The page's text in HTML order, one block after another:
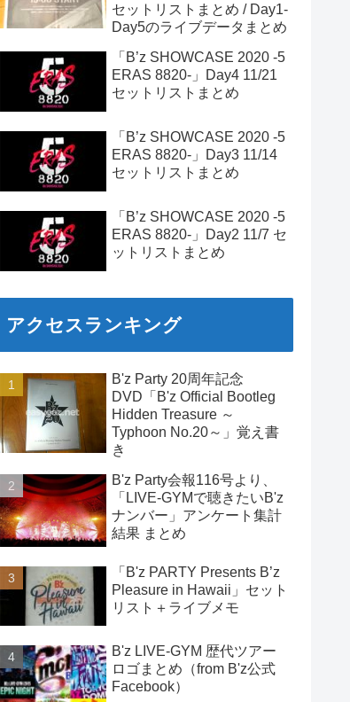
セットリストまとめ / Day1-
Day5のライブデータまとめ
「B’z SHOWCASE 2020 -5
ERAS 8820-」Day4 11/21
セットリストまとめ
「B’z SHOWCASE 2020 -5
ERAS 8820-」Day3 11/14
セットリストまとめ
「B’z SHOWCASE 2020 -5
ERAS 8820-」Day2 11/7 セ
ットリストまとめ
アクセスランキング
B'z Party 20周年記念
DVD「B'z Official Bootleg
Hidden Treasure ～
Typhoon No.20～」覚え書
き
B'z Party会報116号より、
「LIVE-GYMで聴きたいB'z
ナンバー」アンケート集計
結果 まとめ
「B'z PARTY Presents B’z
Pleasure in Hawaii」セット
リスト＋ライブメモ
B'z LIVE-GYM 歴代ツアー
ロゴまとめ（from B'z公式
Facebook）